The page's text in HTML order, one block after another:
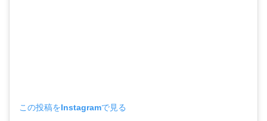
この投稿をInstagramで見る